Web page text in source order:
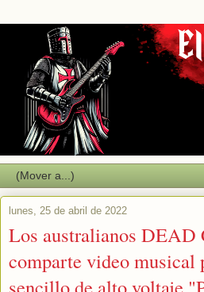
lunes, 25 de abril de 2022
Los australianos
comparte video musical
sencillo de alto voltaje